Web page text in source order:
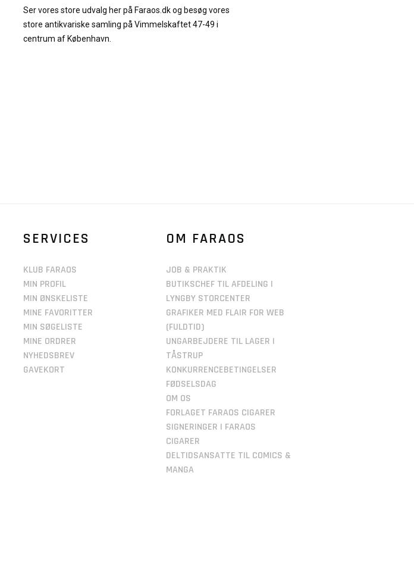
Ser vores store udvalg her på Faraos.dk og besøg vores
store antikvariske samling på Vimmelskaftet 47-49 i
centrum af København.
SERVICES
KLUB FARAOS
MIN PROFIL
MIN ØNSKELISTE
MINE FAVORITTER
MIN SØGELISTE
MINE ORDRER
NYHEDSBREV
GAVEKORT
OM FARAOS
JOB & PRAKTIK
BUTIKSCHEF TIL AFDELING I
LYNGBY STORCENTER
GRAFIKER MED FLAIR FOR WEB
(FULDTID)
UNGARBEJDERE TIL LAGER I
TÅSTRUP
KONKURRENCEBETINGELSER
FØDSELSDAG
OM OS
FORLAGET FARAOS CIGARER
SIGNERINGER I FARAOS
CIGARER
DELTIDSANSATTE TIL COMICS &
MANGA